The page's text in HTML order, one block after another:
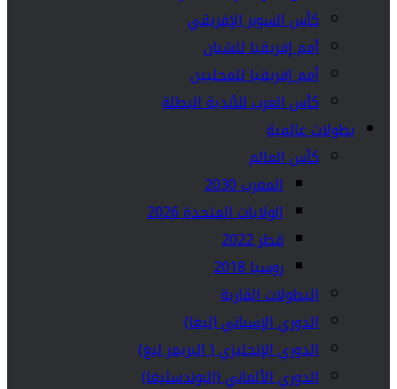
كأس السوبر الإفريقي
أمم إفريقيا للشبان
أمم إفريقيا للمحليين
كأس العرب للأندية البطلة
بطولات عالمية
كأس العالم
المغرب 2030
الولايات المتحدة 2026
قطر 2022
روسيا 2018
البطولات القارية
الدوري الإسباني (ليغا)
الدوري الإنجليزي ( البريمر ليغ)
الدوري الألماني (البوندسليغا)